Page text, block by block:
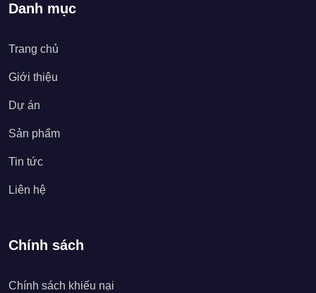
Danh mục
Trang chủ
Giới thiệu
Dự án
Sản phẩm
Tin tức
Liên hệ
Chính sách
Chính sách khiếu nại